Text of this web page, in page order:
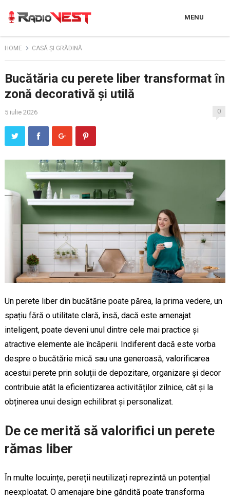
MENU
HOME CASĂ ȘI GRĂDINĂ
Bucătăria cu perete liber transformat în
zonă decorativă și utilă
5 iulie 2026 0
Un perete liber din bucătărie poate părea, la prima vedere, un
spațiu fără o utilitate clară, însă, dacă este amenajat
inteligent, poate deveni unul dintre cele mai practice și
atractive elemente ale încăperii. Indiferent dacă este vorba
despre o bucătărie mică sau una generoasă, valorificarea
acestui perete prin soluții de depozitare, organizare și decor
contribuie atât la eficientizarea activităților zilnice, cât și la
obținerea unui design echilibrat și personalizat.
De ce merită să valorifici un perete
rămas liber
În multe locuințe, pereții neutilizați reprezintă un potențial
neexploatat. O amenajare bine gândită poate transforma